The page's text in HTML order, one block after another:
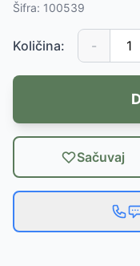
Šifra: 100539
Količina: -
Sačuvaj